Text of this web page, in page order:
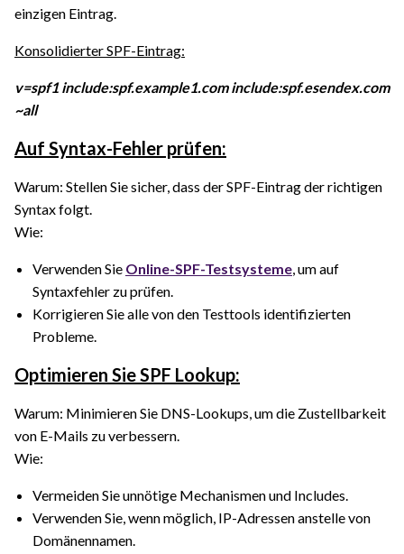
einzigen Eintrag.
Konsolidierter SPF-Eintrag:
v=spf1 include:spf.example1.com include:spf.esendex.com
~all
Auf Syntax-Fehler prüfen:
Warum: Stellen Sie sicher, dass der SPF-Eintrag der richtigen
Syntax folgt.
Wie:
Verwenden Sie Online-SPF-Testsysteme , um auf
Syntaxfehler zu prüfen.
Korrigieren Sie alle von den Testtools identifizierten
Probleme.
Optimieren Sie SPF Lookup:
Warum: Minimieren Sie DNS-Lookups, um die Zustellbarkeit
von E-Mails zu verbessern.
Wie:
Vermeiden Sie unnötige Mechanismen und Includes.
Verwenden Sie, wenn möglich, IP-Adressen anstelle von
Domänennamen.